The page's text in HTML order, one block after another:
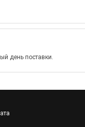
день поставки.